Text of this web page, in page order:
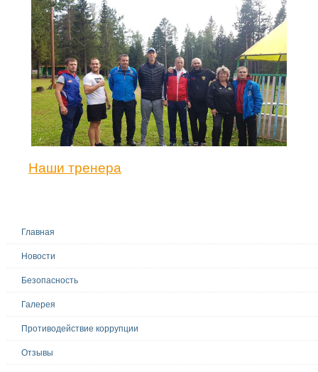
Наши тренера
Главная
Новости
Безопасность
Галерея
Противодействие коррупции
Отзывы